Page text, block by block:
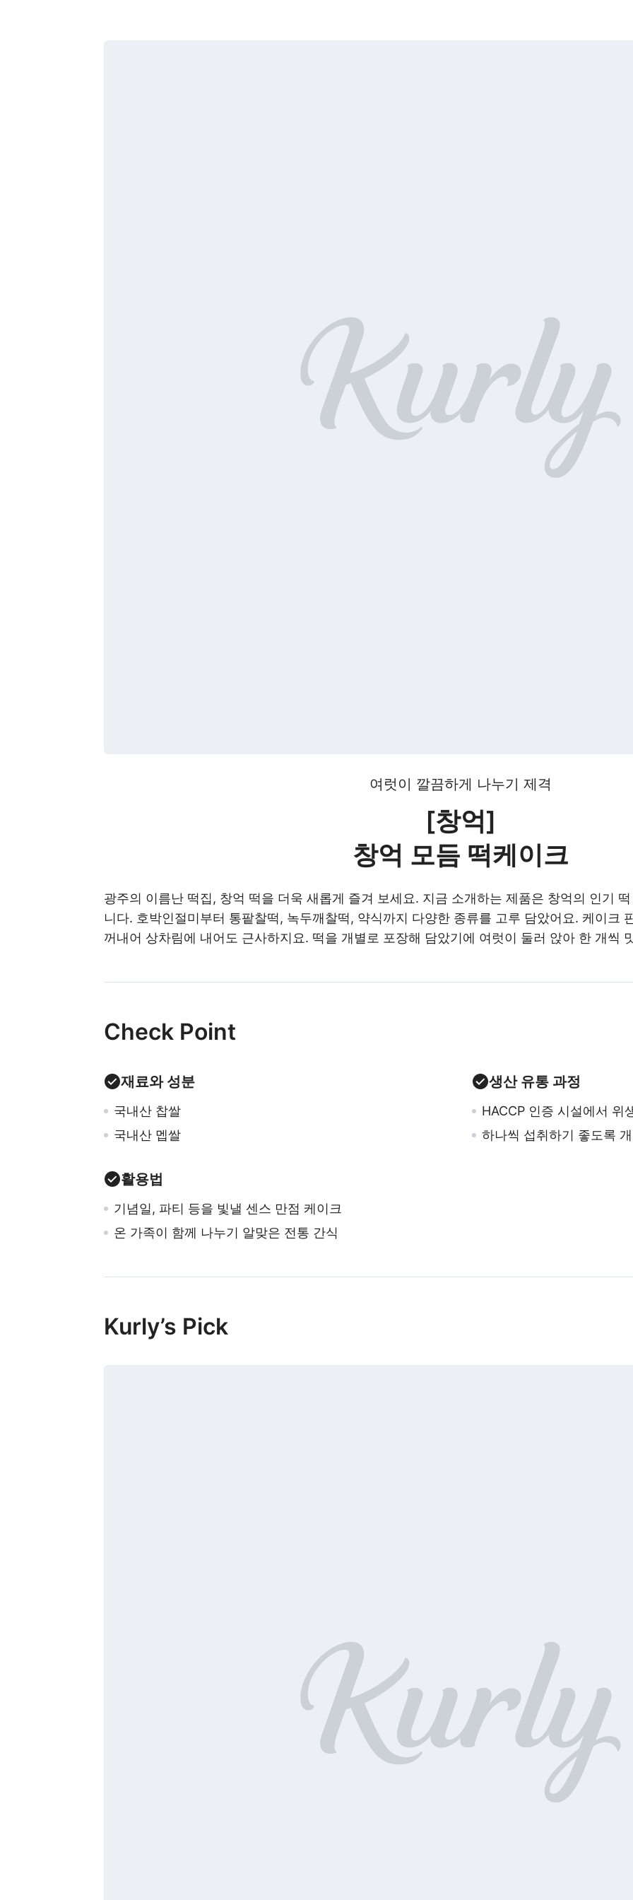
여럿이 깔끔하게 나누기 제격
[창억]
창억 모듬 떡케이크
광주의 이름난 떡집, 창억 떡을 더욱 새롭게 즐겨 보세요. 지금 소개하는 제품은 창억의 인기
니다. 호박인절미부터 통팥찰떡, 녹두깨찰떡, 약식까지 다양한 종류를 고루 담았어요. 케이크
꺼내어 상차림에 내어도 근사하지요. 떡을 개별로 포장해 담았기에 여럿이 둘러 앉아 한 개씩
Check Point
재료와 성분
국내산 찹쌀
국내산 멥쌀
생산 유통 과정
HACCP 인증 시설에서 위
하나씩 섭취하기 좋도록
활용법
기념일, 파티 등을 빛낼 센스 만점 케이크
온 가족이 함께 나누기 알맞은 전통 간식
Kurly’s Pick